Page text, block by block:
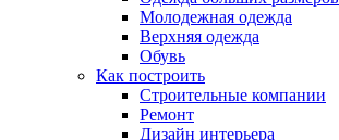
Молодежная одежда
Верхняя одежда
Обувь
Как построить
Строительные компании
Ремонт
Дизайн интерьера